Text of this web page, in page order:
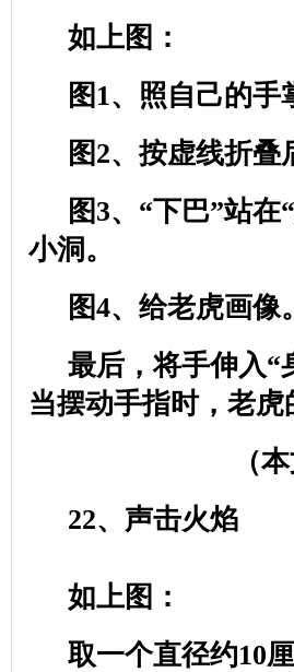
如上图：
图 1、照自己的手
图2、按虚线折叠
图3、“下巴”站在
小洞。
图4、给老虎画像
最后，将手伸入“
当摆动手指时，老
（
22、声击火焰
如上图：
取一个直径约10